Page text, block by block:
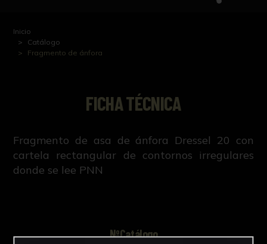
Inicio
Catálogo
Fragmento de ánfora
FICHA TÉCNICA
Fragmento de asa de ánfora Dressel 20 con
cartela rectangular de contornos irregulares
donde se lee PNN
NºCatálogo